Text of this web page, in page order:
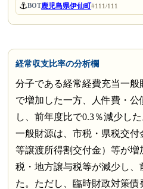
⚓BOT鹿児島県伊仙町#111/111
経常収支比率の分析欄
分子である経常経費充当一
で増加した一方、人件費・
し、前年度比で0.3％減少し
一般財源は、市税・県税交
等譲渡所得割交付金）等が
税・地方譲与税等が減少し、
た。ただし、臨時財政対策